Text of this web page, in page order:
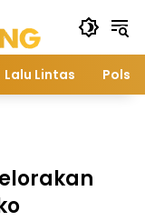
Lalu Lintas